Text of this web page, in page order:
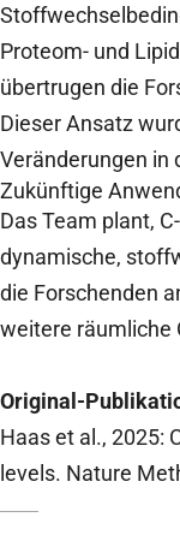
Proteom- und
übertrugen die
Dieser Ansatz
Veränderungen in
Zukünftige
Das Team plant,
dynamische,
die Forschenden
weitere räumliche
Original-
Haas et al., 2025:
levels. Nature